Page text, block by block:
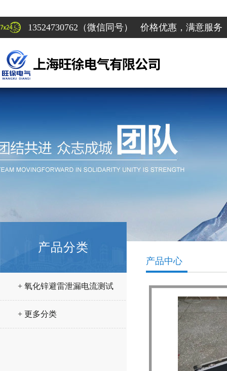
13524730762（微信同号） 价格优惠，满意服务
产品分类
+ 氧化锌避雷泄漏电流测试
仪
+ 更多分类
产品中心